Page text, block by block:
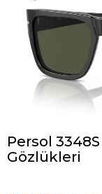
Persol
Gözlükleri